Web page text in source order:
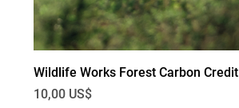
Wildlife Works Forest Carbon Credit
Precio
10,00 US$